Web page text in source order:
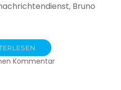
Bruno
Kommentarzu